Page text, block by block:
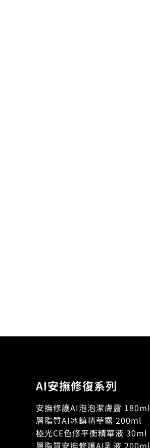
AI安撫修復系列
安撫修護AI泡泡潔膚露 180ml
層脂質AI冰鎮精華露 200ml
極光CE色修平衡精華液 30ml